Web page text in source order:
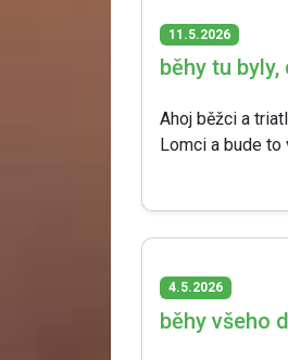
11.5.2026
běhy tu
Ahoj běžci a
Lomci a bude
4.5.2026
běhy všeho